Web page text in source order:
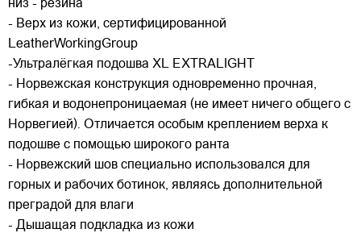
низ - резина
- Верх из кожи, сертифицированной
LeatherWorkingGroup
-Ультралёгкая подошва XL EXTRALIGHT
- Норвежская конструкция одновременно прочная,
гибкая и водонепроницаемая (не имеет ничего общего с
Норвегией). Отличается особым креплением верха к
подошве с помощью широкого ранта
- Норвежский шов специально использовался для
горных и рабочих ботинок, являясь дополнительной
преградой для влаги
- Дышащая подкладка из кожи